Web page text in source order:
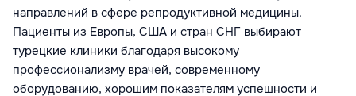
направлений в сфере репродуктивной медицины.
Пациенты из Европы, США и стран СНГ выбирают
турецкие клиники благодаря высокому
профессионализму врачей, современному
оборудованию, хорошим показателям успешности и